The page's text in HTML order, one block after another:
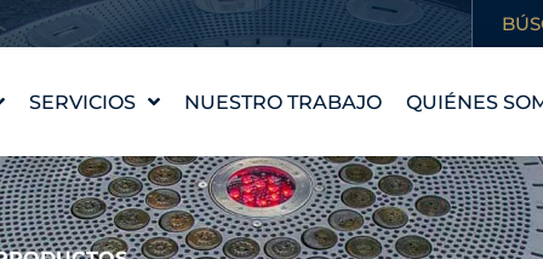
SERVICIOS
DISEÑO DE FUENTES
WATERLAB™
PRODUCTOS Y
NUESTRO TRABAJO QUIÉNES
NUESTRA
NUESTROS
CONOCE AL